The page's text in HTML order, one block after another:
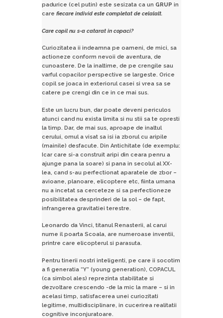
padurice (cel putin) este sesizata ca un GRUP in
care fiecare individ este completat de celalalt.
Care copil nu s-a catarat in copaci?
Curiozitatea ii indeamna pe oameni, de mici, sa
actioneze conform nevoii de aventura, de
cunoastere. De la inaltime, de pe crengile sau
varful copacilor perspective se largeste. Orice
copil se joaca in exteriorul casei si vrea sa se
catere pe crengi din ce in ce mai sus.
Este un lucru bun, dar poate deveni periculos
atunci cand nu exista limita si nu stii sa te opresti
la timp. Dar, de mai sus, aproape de inaltul
cerului, omul a visat sa isi ia zborul cu aripile
(mainile) desfacute. Din Antichitate (de exemplu:
Icar care si-a construit aripi din ceara penru a
ajunge pana la soare) si pana in secolul al XX-
lea, cand s-au perfectionat aparatele de zbor –
avioane, planoare, elicoptere etc, fiinta umana
nu a incetat sa cerceteze si sa perfectioneze
posibilitatea desprinderi de la sol – de fapt,
infrangerea gravitatiei terestre.
Leonardo da Vinci, titanul Renasterii, al carui
nume il poarta Scoala, are numeroase inventii,
printre care elicopterul si parasuta.
Pentru tinerii nostri inteligenti, pe care ii socotim
a fi generatia “Y” (young generation), COPACUL
(ca simbol ales) reprezinta stabilitate si
dezvoltare crescendo -de la mic la mare – si in
acelasi timp, satisfacerea unei curiozitati
legitime, multidisciplinare, in cucerirea realitatii
cognitive inconjuratoare.